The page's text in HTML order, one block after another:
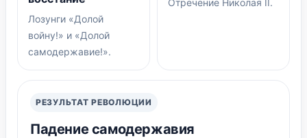
Лозунги «Долой
войну!» и «Долой
самодержавие!».
Отречение Николая II.
РЕЗУЛЬТАТ РЕВОЛЮЦИИ
Падение самодержавия